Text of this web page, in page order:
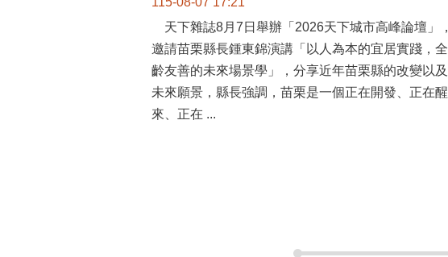
天下雜誌8月7日舉辦「2026天下城市高峰論壇」，
邀請苗栗縣長鍾東錦演講「以人為本的宜居實踐，全
齡友善的未來場景學」，分享近年苗栗縣的改變以及
未來願景，縣長強調，苗栗是一個正在開發、正在醒
來、正在 ...